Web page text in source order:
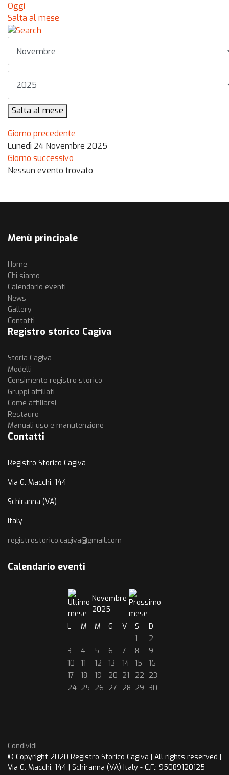
Oggi
Salta al mese
Salta al mese
Giorno precedente
Lunedì 24 Novembre 2025
Giorno successivo
Nessun evento trovato
Menù principale
Home
Chi siamo
Calendario eventi
News
Gallery
Contatti
Registro storico Cagiva
Storia Cagiva
Modelli
Censimento registro storico
Gruppi affiliati
Come affiliarsi
Restauro
Manuali uso e manutenzione
Contatti
Registro Storico Cagiva
Via G. Macchi, 144
Schiranna (VA)
Italy
registrostorico.cagiva@gmail.com
Calendario eventi
Novembre
2025
L
M M G V S
D
1
2
3
4 5 6 7 8
9
10
11 12 13 14 15
16
17
18 19 20 21 22 23
24 25 26 27 28 29 30
Condividi
© Copyright 2020 Registro Storico Cagiva | All rights reserved |
Via G. Macchi, 144 | Schiranna (VA) Italy - C.F.: 95089120125